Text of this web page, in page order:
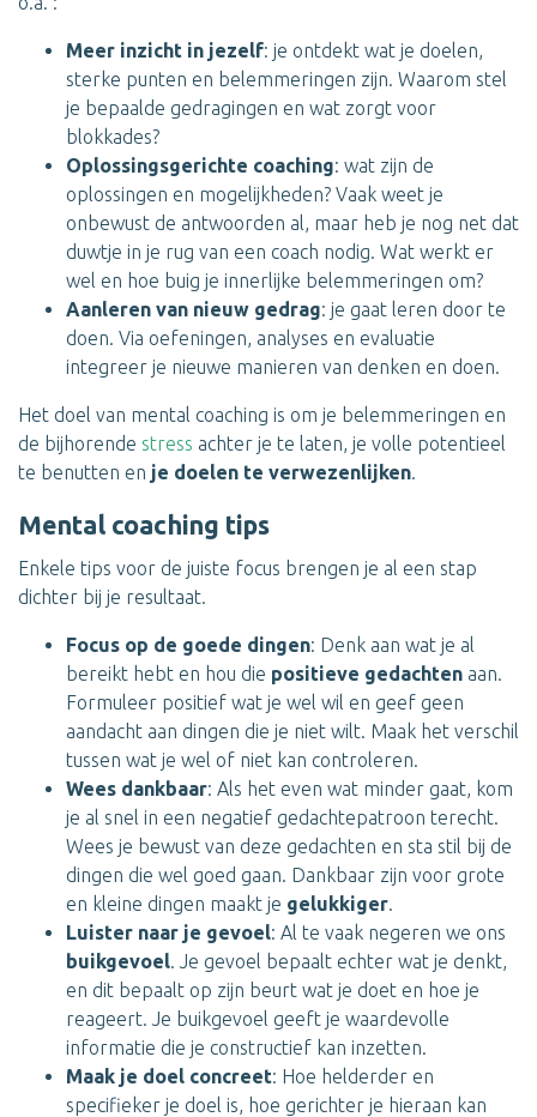
Meer inzicht in jezelf: je ontdekt wat je doelen,
sterke punten en belemmeringen zijn. Waarom stel
je bepaalde gedragingen en wat zorgt voor
blokkades?
Oplossingsgerichte coaching: wat zijn de
oplossingen en mogelijkheden? Vaak weet je
onbewust de antwoorden al, maar heb je nog net dat
duwtje in je rug van een coach nodig. Wat werkt er
wel en hoe buig je innerlijke belemmeringen om?
Aanleren van nieuw gedrag: je gaat leren door te
doen. Via oefeningen, analyses en evaluatie
integreer je nieuwe manieren van denken en doen.
Het doel van mental coaching is om je belemmeringen en
de bijhorende stress achter je te laten, je volle potentieel
te benutten en je doelen te verwezenlijken
Mental coaching tips
Enkele tips voor de juiste focus brengen je al een stap
dichter bij je resultaat.
Focus op de goede dingen: Denk aan wat je al
bereikt hebt en hou die positieve gedachten aan.
Formuleer positief wat je wel wil en geef geen
aandacht aan dingen die je niet wilt. Maak het verschil
tussen wat je wel of niet kan controleren.
Wees dankbaar: Als het even wat minder gaat, kom
je al snel in een negatief gedachtepatroon terecht.
Wees je bewust van deze gedachten en sta stil bij de
dingen die wel goed gaan. Dankbaar zijn voor grote
en kleine dingen maakt je gelukkiger
Luister naar je gevoel: Al te vaak negeren we ons
buikgevoel . Je gevoel bepaalt echter wat je denkt,
en dit bepaalt op zijn beurt wat je doet en hoe je
reageert. Je buikgevoel geeft je waardevolle
informatie die je constructief kan inzetten.
Maak je doel concreet: Hoe helderder en
specifieker je doel is, hoe gerichter je hieraan kan